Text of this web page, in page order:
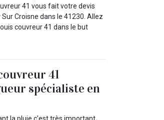
41 vous fait votre devis
Croisne dans le 41230. Allez
couvreur 41 dans le but
41
spécialiste en